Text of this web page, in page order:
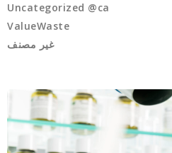
Uncategorized @ca
ValueWaste
غير مصنف